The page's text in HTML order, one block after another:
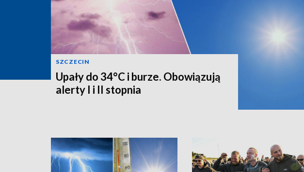
SZCZECIN
Upały do 34°C i burze. Obowiązują
alerty I i II stopnia